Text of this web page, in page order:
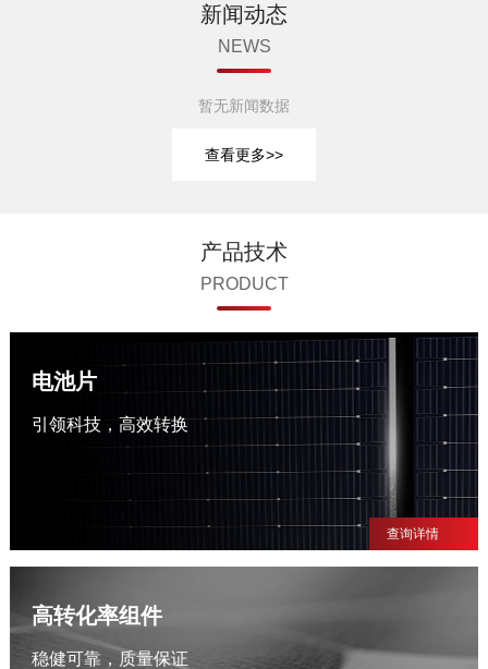
新闻动态
NEWS
暂无新闻数据
查看更多>>
产品技术
PRODUCT
电池片
引领科技，高效转换
查询详情
高转化率组件
稳健可靠，质量保证